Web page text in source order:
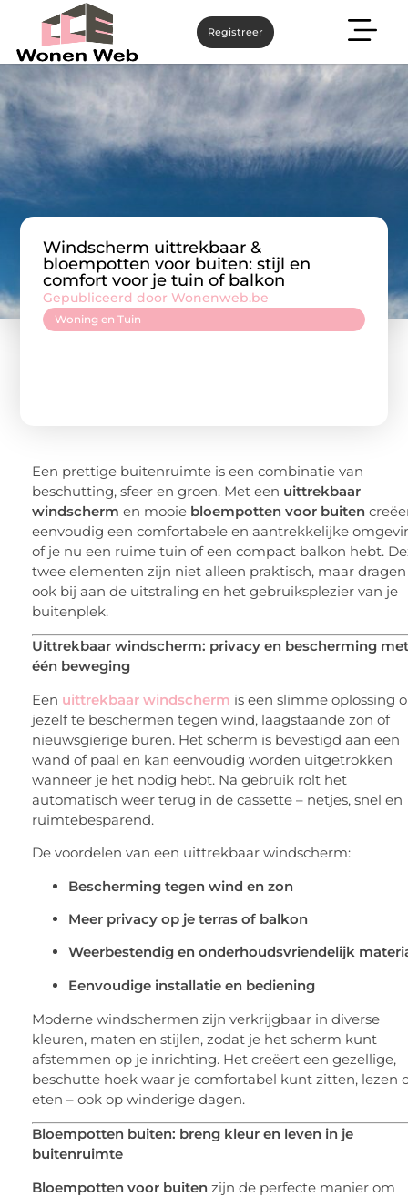
Registreer
Windscherm uittrekbaar &
bloempotten voor buiten: stijl en
comfort voor je tuin of balkon
Woning en Tuin
Gepubliceerd door Wonenweb.be
Een prettige buitenruimte is een combinatie van
beschutting, sfeer en groen. Met een uittrekbaar
windscherm en mooie bloempotten voor buiten
eenvoudig een comfortabele en aantrekkelijke
of je nu een ruime tuin of een compact balkon hebt.
twee elementen zijn niet alleen praktisch, maar dragen
ook bij aan de uitstraling en het gebruiksplezier van je
buitenplek.
Uittrekbaar windscherm: privacy en bescherming
één beweging
Een uittrekbaar windscherm is een slimme oplossing
jezelf te beschermen tegen wind, laagstaande zon of
nieuwsgierige buren. Het scherm is bevestigd aan een
wand of paal en kan eenvoudig worden uitgetrokken
wanneer je het nodig hebt. Na gebruik rolt het
automatisch weer terug in de cassette – netjes, snel en
ruimtebesparend.
De voordelen van een uittrekbaar windscherm:
Bescherming tegen wind en zon
Meer privacy op je terras of balkon
Weerbestendig en onderhoudsvriendelijk
Eenvoudige installatie en bediening
Moderne windschermen zijn verkrijgbaar in diverse
kleuren, maten en stijlen, zodat je het scherm kunt
afstemmen op je inrichting. Het creëert een gezellige,
beschutte hoek waar je comfortabel kunt zitten, lezen
eten – ook op winderige dagen.
Bloempotten buiten: breng kleur en leven in je
buitenruimte
Bloempotten voor buiten zijn de perfecte manier om